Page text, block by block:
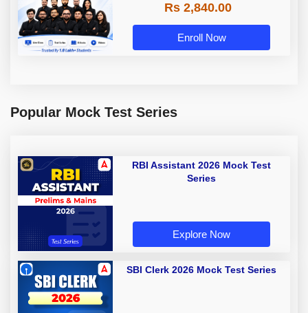
Rs 2,840.00
Enroll Now
Popular Mock Test Series
RBI Assistant 2026 Mock Test
Series
Explore Now
SBI Clerk 2026 Mock Test Series